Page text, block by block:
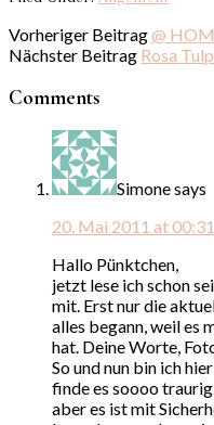
Vorheriger Beitrag@
Nächster Beitrag Rosa
Comments
Simonesays
20. Mai 2011 at 00:31
Hallo Pünktchen,
jetzt lese ich schon
mit. Erst nur die
alles begann, weil es
hat. Deine Worte,
So und nun bin ich
finde es soooo
aber es ist mit